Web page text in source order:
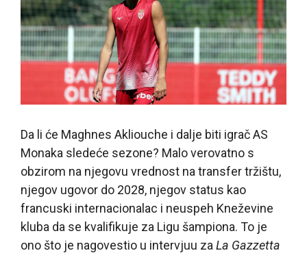
Da li će Maghnes Akliouche i dalje biti igrač AS
Monaka sledeće sezone? Malo verovatno s
obzirom na njegovu vrednost na transfer tržištu,
njegov ugovor do 2028, njegov status kao
francuski internacionalac i neuspeh Kneževine
kluba da se kvalifikuje za Ligu šampiona. To je
ono što je nagovestio u intervjuu za La Gazzetta